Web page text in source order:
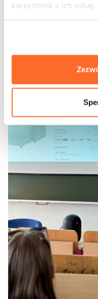
korzystania z ich usług.